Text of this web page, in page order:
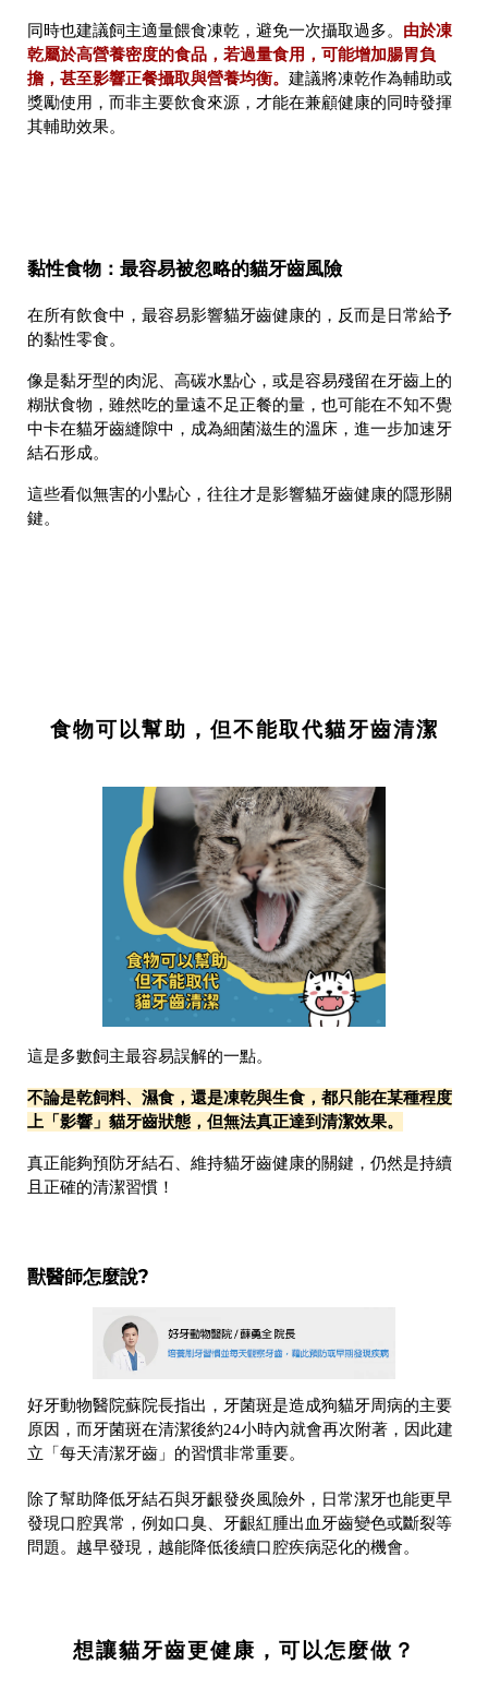
同時也建議飼主適量餵食凍乾，避免一次攝取過多。 由於凍
乾屬於高營養密度的食品，若過量食用，可能增加腸胃負
擔，甚至影響正餐攝取與營養均衡。 建議將凍乾作為輔助或
獎勵使用，而非主要飲食來源，才能在兼顧健康的同時發揮
其輔助效果。
黏性食物：最容易被忽略的貓牙齒風險
在所有飲食中，最容易影響貓牙齒健康的，反而是日常給予
的黏性零食。
像是黏牙型的肉泥、高碳水點心，或是容易殘留在牙齒上的
糊狀食物，雖然吃的量遠不足正餐的量，也可能在不知不覺
中卡在貓牙齒縫隙中，成為細菌滋生的溫床，進一步加速牙
結石形成。
這些看似無害的小點心，往往才是影響貓牙齒健康的隱形關
鍵。
食物可以幫助，但不能取代貓牙齒清潔
這是多數飼主最容易誤解的一點。
不論是乾飼料、濕食，還是凍乾與生食，都只能在某種程度
上「影響」貓牙齒狀態，但無法真正達到清潔效果。
真正能夠預防牙結石、維持貓牙齒健康的關鍵，仍然是持續
且正確的清潔習慣！
獸醫師怎麼說?
好牙動物醫院蘇院長指出，牙菌斑是造成狗貓牙周病的主要
原因，而牙菌斑在清潔後約24小時內就會再次附著，因此建
立「每天清潔牙齒」的習慣非常重要。
除了幫助降低牙結石與牙齦發炎風險外，日常潔牙也能更早
發現口腔異常，例如口臭、牙齦紅腫出血牙齒變色或斷裂等
問題。越早發現，越能降低後續口腔疾病惡化的機會。
想讓貓牙齒更健康，可以怎麼做？